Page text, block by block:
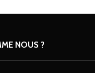
NOUS ?